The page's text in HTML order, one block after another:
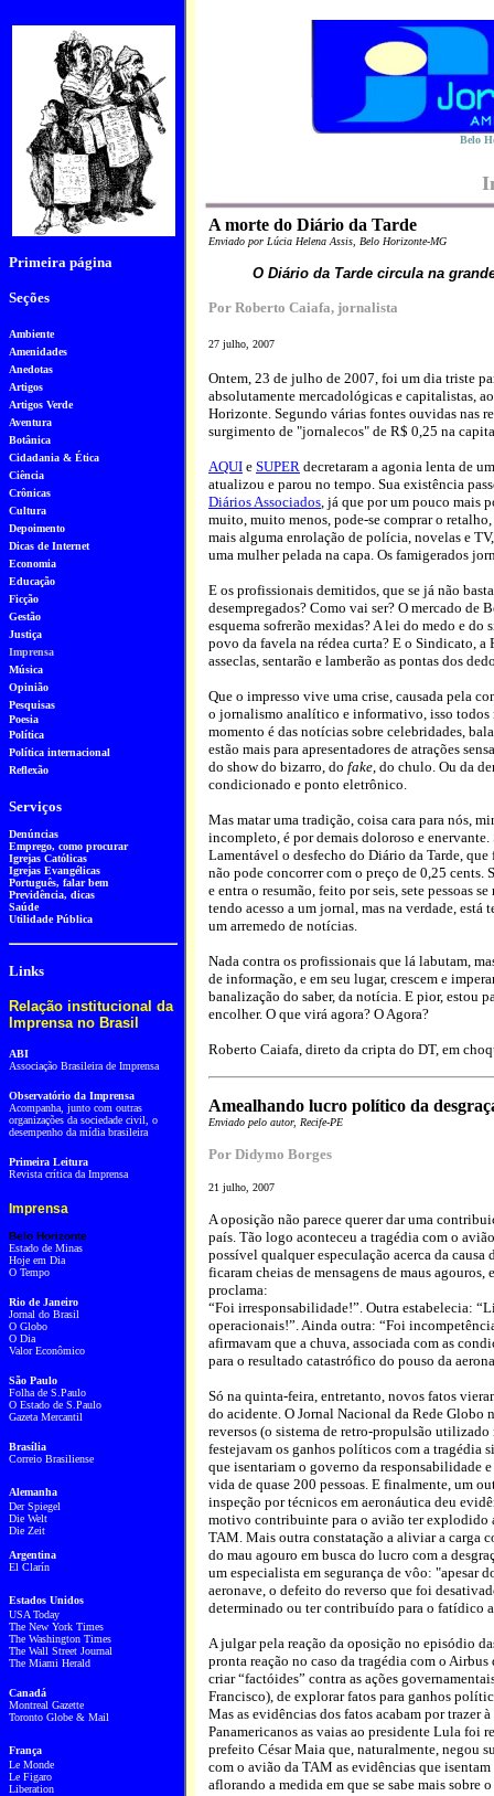
Primeira página
Seções
Ambiente
Amenidades
Anedotas
Artigos
Artigos Verde
Aventura
Botânica
Cidadania & Ética
Ciência
Crônicas
Cultura
Depoimento
Dicas de Internet
Economia
Educação
Ficção
Gestão
Justiça
Imprensa
Música
Opinião
Pesquisas
Poesia
Política
Política internacional
Reflexão
Serviços
Denúncias
Emprego, como procurar
Igrejas Católicas
Igrejas Evangélicas
Português, falar bem
Previdência, dicas
Saúde
Utilidade Pública
Links
Relação institucional da
Imprensa no Brasil
ABI
Associação Brasileira de Imprensa
Observatório da Imprensa
Acompanha, junto com outras
organizações da sociedade civil, o
desempenho da mídia brasileira
Primeira Leitura
Revista crítica da Imprensa
Imprensa
Belo Horizonte
Estado de Minas
Hoje em Dia
O Tempo
Rio de Janeiro
Jornal do Brasil
O Globo
O Dia
Valor Econômico
São Paulo
Folha de S.Paulo
O Estado de S.Paulo
Gazeta Mercantil
Brasília
Correio Brasiliense
Alemanha
Der Spiegel
Die Welt
Die Zeit
Argentina
El Clarín
Estados Unidos
USA Today
The New York Times
The Washington Times
The Wall Street Journal
The Miami Herald
Canadá
Montreal Gazette
Toronto Globe & Mail
França
Le Monde
Le Figaro
Liberation
A morte do Diário da Tarde
Enviado por Lúcia Helena Assis, Belo Horizonte-MG
O Diário da Tarde circula na
Por Roberto Caiafa, jornalista
27 julho, 2007
Ontem, 23 de julho de 2007, foi um dia triste
absolutamente mercadológicas e capitalistas,
Horizonte. Segundo várias fontes ouvidas nas
surgimento de "jornalecos" de R$ 0,25 na
AQUI e SUPER decretaram a agonia lenta de
atualizou e parou no tempo. Sua existência
Diários Associados, já que por um pouco mais
muito, muito menos, pode-se comprar o
mais alguma enrolação de polícia, novelas e
uma mulher pelada na capa. Os famigerados
E os profissionais demitidos, que se já não
desempregados? Como vai ser? O mercado de
esquema sofrerão mexidas? A lei do medo e
povo da favela na rédea curta? E o Sindicato, a
asseclas, sentarão e lamberão as pontas dos
Que o impresso vive uma crise, causada pela
o jornalismo analítico e informativo, isso todos
momento é das notícias sobre celebridades,
estão mais para apresentadores de atrações
do show do bizarro, do fake, do chulo. Ou da
condicionado e ponto eletrônico.
Mas matar uma tradição, coisa cara para nós,
incompleto, é por demais doloroso e
Lamentável o desfecho do Diário da Tarde,
não pode concorrer com o preço de 0,25 cents.
e entra o resumão, feito por seis, sete pessoas
tendo acesso a um jornal, mas na verdade, está
um arremedo de notícias.
Nada contra os profissionais que lá labutam,
de informação, e em seu lugar, crescem e
banalização do saber, da notícia. E pior, estou
encolher. O que virá agora? O Agora?
Roberto Caiafa, direto da cripta do DT, em
Amealhando lucro político da
Enviado pelo autor, Recife-PE
Por Didymo Borges
21 julho, 2007
A oposição não parece querer dar uma
país. Tão logo aconteceu a tragédia com o
possível qualquer especulação acerca da
ficaram cheias de mensagens de maus
proclama:
“Foi irresponsabilidade!”. Outra estabelecia:
operacionais!”. Ainda outra: “Foi
afirmavam que a chuva, associada com as
para o resultado catastrófico do pouso da
Só na quinta-feira, entretanto, novos fatos
do acidente. O Jornal Nacional da Rede
reversos (o sistema de retro-propulsão
festejavam os ganhos políticos com a tragédia
que isentariam o governo da responsabilidade
vida de quase 200 pessoas. E finalmente, um
inspeção por técnicos em aeronáutica deu
motivo contribuinte para o avião ter explodido
TAM. Mais outra constatação a aliviar a carga
do mau agouro em busca do lucro com a
um especialista em segurança de vôo: "apesar
aeronave, o defeito do reverso que foi
determinado ou ter contribuído para o fatídico
A julgar pela reação da oposição no episódio
pronta reação no caso da tragédia com o
criar “factóides” contra as ações
Francisco), de explorar fatos para ganhos
Mas as evidências dos fatos acabam por trazer
Panamericanos as vaias ao presidente Lula foi
prefeito César Maia que, naturalmente, negou
com o avião da TAM as evidências que
aflorando a medida em que se sabe mais
Belo